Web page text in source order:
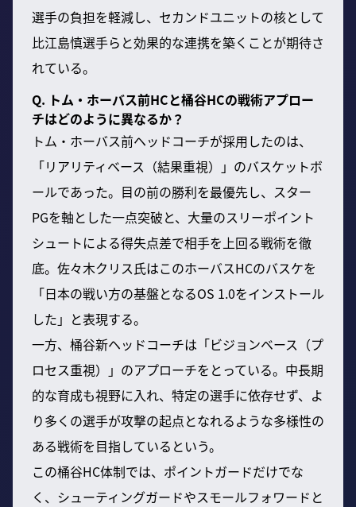
選手の負担を軽減し、セカンドユニットの核として
比江島慎選手らと効果的な連携を築くことが期待さ
れている。
Q. トム・ホーバス前HCと桶谷HCの戦術アプロー
チはどのように異なるか？
トム・ホーバス前ヘッドコーチが採用したのは、
「リアリティベース（結果重視）」のバスケットボ
ールであった。目の前の勝利を最優先し、スター
PGを軸とした一点突破と、大量のスリーポイント
シュートによる得失点差で相手を上回る戦術を徹
底。佐々木クリス氏はこのホーバスHCのバスケを
「日本の戦い方の基盤となるOS 1.0をインストール
した」と表現する。
一方、桶谷新ヘッドコーチは「ビジョンベース（プ
ロセス重視）」のアプローチをとっている。中長期
的な育成も視野に入れ、特定の選手に依存せず、よ
り多くの選手が攻撃の起点となれるような多様性の
ある戦術を目指しているという。
この桶谷HC体制では、ポイントガードだけでな
く、シューティングガードやスモールフォワードと